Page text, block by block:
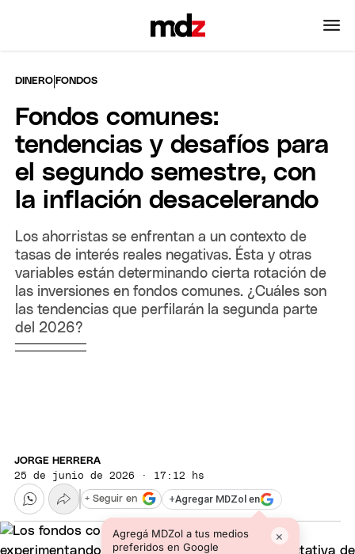
DINERO |FONDOS
Fondos comunes:
tendencias y desafíos para
el segundo semestre, con
la inflación desacelerando
Los ahorristas se enfrentan a un contexto de
tasas de interés reales negativas. Ésta y otras
variables están determinando cierta rotación de
las inversiones en fondos comunes. ¿Cuáles son
las tendencias que perfilarán la segunda parte
del 2026?
JORGE HERRERA
25 de junio de 2026 · 17:12 hs
+Agregar MDZol en
Agregá MDZol a tus medios
preferidos en Google
×
+ Seguir en